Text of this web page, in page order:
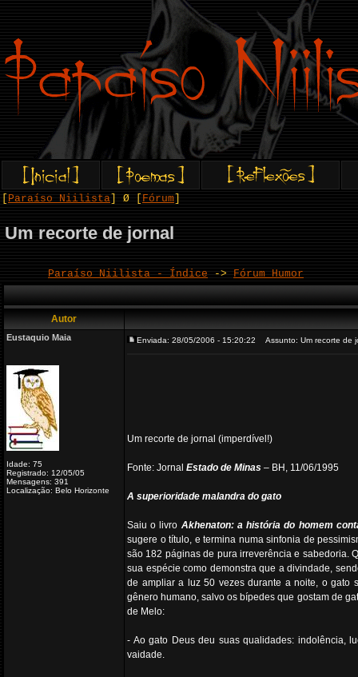
Paraíso Niilista ] Ø [ Fórum
Um recorte de jornal
Paraíso Niilista - Índice -> Fórum Humor
Autor
Eustaquio Maia
Idade: 75
Registrado: 12/05/05
Mensagens: 391
Localização: Belo Horizonte
Enviada: 28/05/2006 - 15:20:22 Assunto: Um recorte de
Um recorte de jornal (imperdível!)
Fonte: Jornal Estado de Minas – BH, 11/06/1995
A superioridade malandra do gato
Saiu o livro Akhenaton: a história do homem
sugere o título, e termina numa sinfonia de
são 182 páginas de pura irreverência e sabedoria.
sua espécie como demonstra que a divindade,
de ampliar a luz 50 vezes durante a noite, o gato
gênero humano, salvo os bípedes que gostam de
de Melo:
- Ao gato Deus deu suas qualidades: indolência,
vaidade.